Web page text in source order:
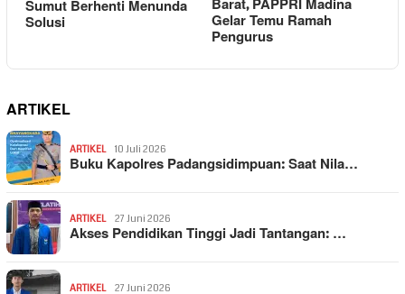
Sumut Berhenti Menunda
Solusi
Barat, PAPPRI Madina
Gelar Temu Ramah
Pengurus
ARTIKEL
ARTIKEL 10 Juli 2026
Buku Kapolres Padangsidimpuan: Saat Nila…
ARTIKEL 27 Juni 2026
Akses Pendidikan Tinggi Jadi Tantangan: …
ARTIKEL 27 Juni 2026